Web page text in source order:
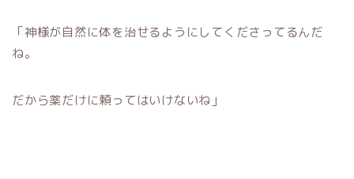
「神様が自然に体を治せるようにしてくださってるんだ
ね。
だから薬だけに頼ってはいけないね」